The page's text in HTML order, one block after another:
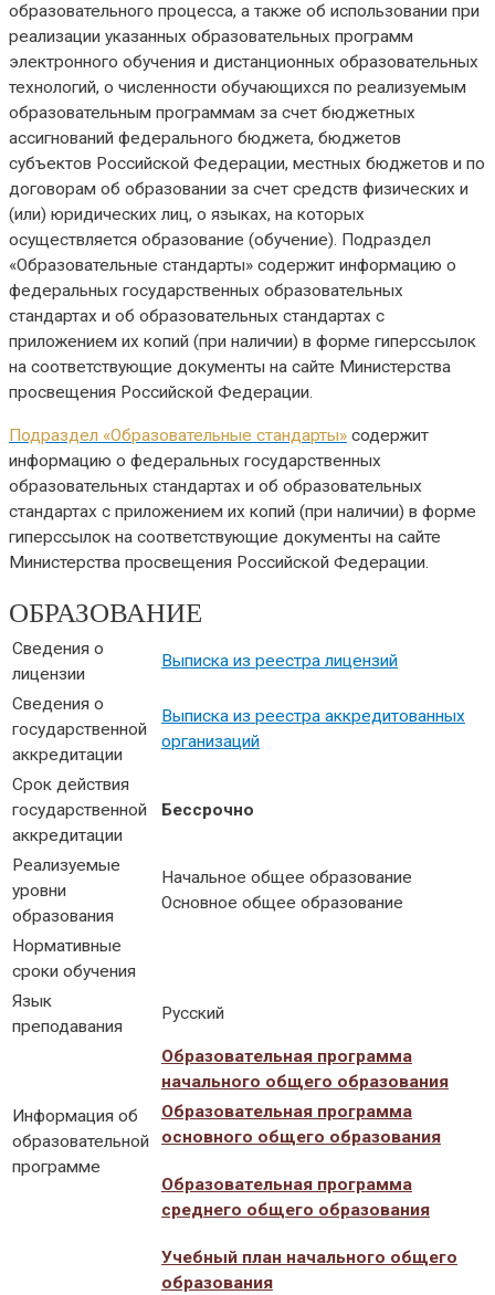
образовательного процесса, а также об использовании при
реализации указанных образовательных программ
электронного обучения и дистанционных образовательных
технологий, о численности обучающихся по реализуемым
образовательным программам за счет бюджетных
ассигнований федерального бюджета, бюджетов
субъектов Российской Федерации, местных бюджетов и по
договорам об образовании за счет средств физических и
(или) юридических лиц, о языках, на которых
осуществляется образование (обучение). Подраздел
«Образовательные стандарты» содержит информацию о
федеральных государственных образовательных
стандартах и об образовательных стандартах с
приложением их копий (при наличии) в форме гиперссылок
на соответствующие документы на сайте Министерства
просвещения Российской Федерации.
Подраздел «Образовательные стандарты» содержит
информацию о федеральных государственных
образовательных стандартах и об образовательных
стандартах с приложением их копий (при наличии) в форме
гиперссылок на соответствующие документы на сайте
Министерства просвещения Российской Федерации.
ОБРАЗОВАНИЕ
Сведения о
лицензии
Выписка из реестра лицензий
Сведения о
государственной
аккредитации
Выписка из реестра аккредитованных
организаций
Срок действия
государственной
аккредитации
Бессрочно
Реализуемые
уровни
образования
Начальное общее образование
Основное общее образование
Нормативные
сроки обучения
Язык
преподавания
Русский
Информация об
образовательной
программе
Образовательная программа
начального общего образования
Образовательная программа
основного общего образования
Образовательная программа
среднего общего образования
Учебный план начального общего
образования